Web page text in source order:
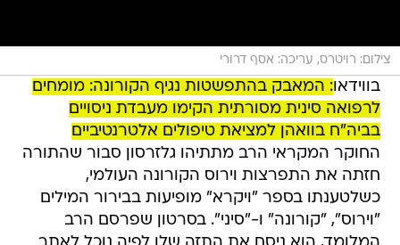
צילום: רויטרס, עריכה: אסף דרורי
בווידאו: המאבק בהתפשטות נגיף הקורונה: מומחים
לרפואה סינית מסורתית הקימו מעבדת ניסויים
בביה"ח בוואהן למציאת טיפולים אלטרנטיביים
החוקר המקראי הרב מתתיהו גלזרסון סבור שהתורה
חזתה את התפרצות וירוס הקורונה העולמי,
כשלטענתו בספר "ויקרא" מופיעות בבירור המילים
"וירוס", "קורונה" ו-"סיני". בסרטון שפרסם הרב